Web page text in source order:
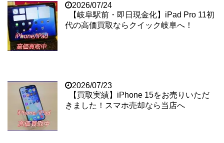
2026/07/24
【岐阜駅前・即日現金化】iPad Pro 11初
代の高価買取ならクイック岐阜へ！
2026/07/23
【買取実績】iPhone 15をお売りいただ
きました！スマホ売却なら当店へ